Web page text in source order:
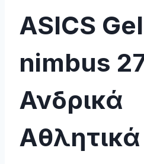
ASICS
nimbus
Ανδρικά
Αθλητικά